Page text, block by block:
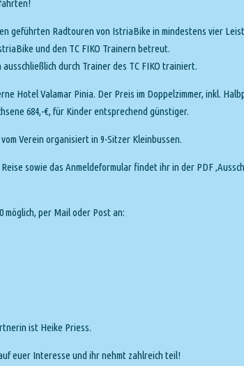
geführten Radtouren von IstriaBike in mindestens vier
und den TC FIKO Trainern betreut.
durch Trainer des TC FIKO trainiert.
Hotel Valamar Pinia. Der Preis im Doppelzimmer, inkl.
684,-€, für Kinder entsprechend günstiger.
Verein organisiert in 9-Sitzer Kleinbussen.
sowie das Anmeldeformular findet ihr in der PDF
möglich, per Mail oder Post an:
ist Heike Priess.
euer Interesse und ihr nehmt zahlreich teil!